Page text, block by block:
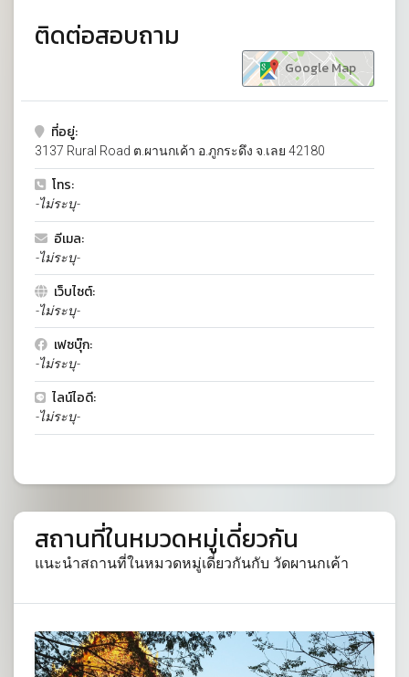
ติดต่อสอบถาม
Google Map
ที่อยู่:
3137 Rural Road ต.ผานกเค้า อ.ภูกระดึง จ.เลย 42180
โทร:
-ไม่ระบุ-
อีเมล:
-ไม่ระบุ-
เว็บไซต์:
-ไม่ระบุ-
เฟซบุ๊ก:
-ไม่ระบุ-
ไลน์ไอดี:
-ไม่ระบุ-
สถานที่ในหมวดหมู่เดี่ยวกัน
แนะนำสถานที่ในหมวดหมู่เดี่ยวกันกับ วัดผานกเค้า